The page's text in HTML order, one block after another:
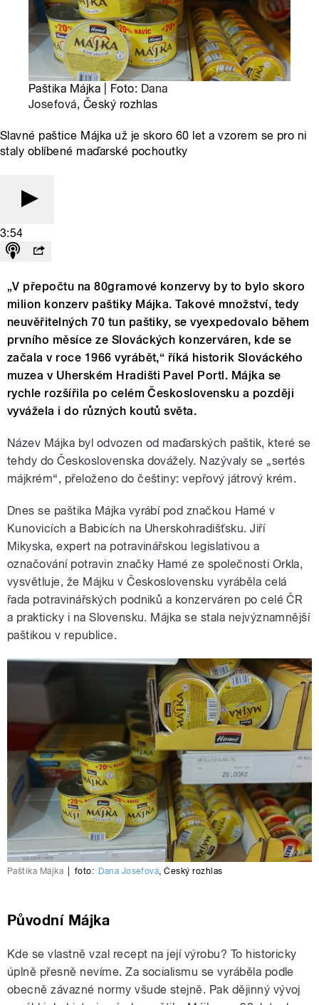
Paštika Májka | Foto: Dana
Josefová, Český rozhlas
Slavné paštice Májka už je skoro 60 let a vzorem se pro ni
staly oblíbené maďarské pochoutky
3:54
„V přepočtu na 80gramové konzervy by to bylo skoro
milion konzerv paštiky Májka. Takové množství, tedy
neuvěřitelných 70 tun paštiky, se vyexpedovalo během
prvního měsíce ze Slováckých konzerváren, kde se
začala v roce 1966 vyrábět,“ říká historik Slováckého
muzea v Uherském Hradišti Pavel Portl. Májka se
rychle rozšířila po celém Československu a později
vyvážela i do různých koutů světa.
Název Májka byl odvozen od maďarských paštik, které se
tehdy do Československa dovážely. Nazývaly se „sertés
májkrém“, přeloženo do češtiny: vepřový játrový krém.
Dnes se paštika Májka vyrábí pod značkou Hamé v
Kunovicích a Babicích na Uherskohradišťsku. Jiří
Mikyska, expert na potravinářskou legislativou a
označování potravin značky Hamé ze společnosti Orkla,
vysvětluje, že Májku v Československu vyráběla celá
řada potravinářských podniků a konzerváren po celé ČR
a prakticky i na Slovensku. Májka se stala nejvýznamnější
paštikou v republice.
Paštika Májka foto: Dana Josefová,Český rozhlas
Původní Májka
Kde se vlastně vzal recept na její výrobu? To historicky
úplně přesně nevíme. Za socialismu se vyráběla podle
obecně závazné normy všude stejně. Pak dějinný vývoj